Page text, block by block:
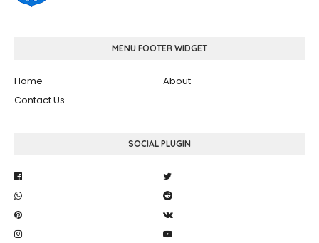
MENU FOOTER WIDGET
Home
About
Contact Us
SOCIAL PLUGIN